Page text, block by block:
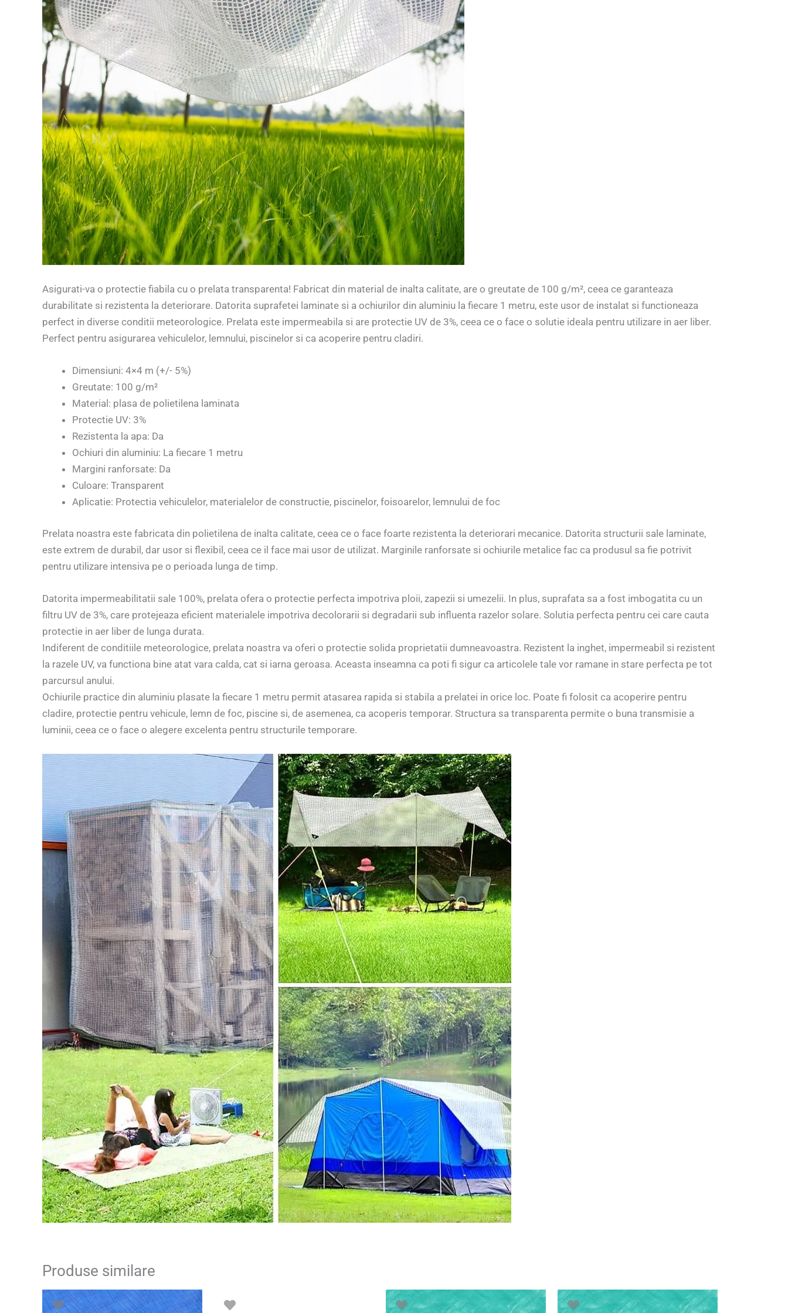
Asigurati-va o protectie fiabila cu o prelata transparenta! Fabricat din material de inalta calitate, are o greutate de 100 g/m², ceea ce garanteaza
durabilitate si rezistenta la deteriorare. Datorita suprafetei laminate si a ochiurilor din aluminiu la fiecare 1 metru, este usor de instalat si functioneaza
perfect in diverse conditii meteorologice. Prelata este impermeabila si are protectie UV de 3%, ceea ce o face o solutie ideala pentru utilizare in aer liber.
Perfect pentru asigurarea vehiculelor, lemnului, piscinelor si ca acoperire pentru cladiri.
Dimensiuni: 4×4 m (+/- 5%)
Greutate: 100 g/m²
Material: plasa de polietilena laminata
Protectie UV: 3%
Rezistenta la apa: Da
Ochiuri din aluminiu: La fiecare 1 metru
Margini ranforsate: Da
Culoare: Transparent
Aplicatie: Protectia vehiculelor, materialelor de constructie, piscinelor, foisoarelor, lemnului de foc
Prelata noastra este fabricata din polietilena de inalta calitate, ceea ce o face foarte rezistenta la deteriorari mecanice. Datorita structurii sale laminate,
este extrem de durabil, dar usor si flexibil, ceea ce il face mai usor de utilizat. Marginile ranforsate si ochiurile metalice fac ca produsul sa fie potrivit
pentru utilizare intensiva pe o perioada lunga de timp.
Datorita impermeabilitatii sale 100%, prelata ofera o protectie perfecta impotriva ploii, zapezii si umezelii. In plus, suprafata sa a fost imbogatita cu un
filtru UV de 3%, care protejeaza eficient materialele impotriva decolorarii si degradarii sub influenta razelor solare. Solutia perfecta pentru cei care cauta
protectie in aer liber de lunga durata.
Indiferent de conditiile meteorologice, prelata noastra va oferi o protectie solida proprietatii dumneavoastra. Rezistent la inghet, impermeabil si rezistent
la razele UV, va functiona bine atat vara calda, cat si iarna geroasa. Aceasta inseamna ca poti fi sigur ca articolele tale vor ramane in stare perfecta pe tot
parcursul anului.
Ochiurile practice din aluminiu plasate la fiecare 1 metru permit atasarea rapida si stabila a prelatei in orice loc. Poate fi folosit ca acoperire pentru
cladire, protectie pentru vehicule, lemn de foc, piscine si, de asemenea, ca acoperis temporar. Structura sa transparenta permite o buna transmisie a
luminii, ceea ce o face o alegere excelenta pentru structurile temporare.
Produse similare